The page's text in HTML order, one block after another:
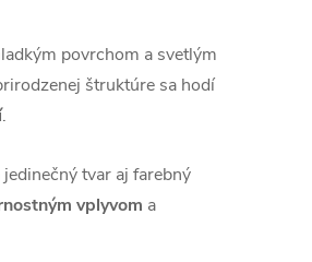
povrchom a svetlým
štruktúre sa hodí
.
jedinečný tvar aj farebný
vplyvom a